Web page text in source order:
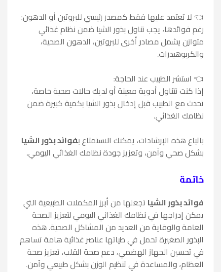
👈 لا تعتمد عليها فقط كمصدر رئيسي للبروتين أو الدهون:
رغم فوائدها، يجب تناول بذور الشيا ضمن نظام غذائي
متوازن يشمل مصادر أخرى للبروتين، الدهون الصحية،
والكربوهيدرات.
👈 استشر الطبيب عند الحاجة:
إذا كنت تتناول أدوية معينة أو لديك حالات صحية خاصة،
تحدث مع الطبيب قبل إدخال بذور الشيا بكمية كبيرة ضمن
نظامك الغذائي.
باتباع هذه الإرشادات، يمكنك الاستمتاع بفوائد بذور الشيا
بشكل صحي وآمن، وتعزيز جودة نظامك الغذائي اليومي.
خاتمة
فوائد بذور الشيا تجعلها من أبرز المكملات الطبيعية التي
يمكن إدراجها في نظامك الغذائي اليومي لتعزيز الصحة
العامة والوقاية من العديد من المشاكل الصحية. هذه
البذور الصغيرة تحمل في طياتها عناصر غذائية هامة تساهم
في تحسين الجهاز الهضمي، دعم صحة القلب، تعزيز صحة
العظام، والمساعدة في تنظيم الوزن بشكل طبيعي وآمن.